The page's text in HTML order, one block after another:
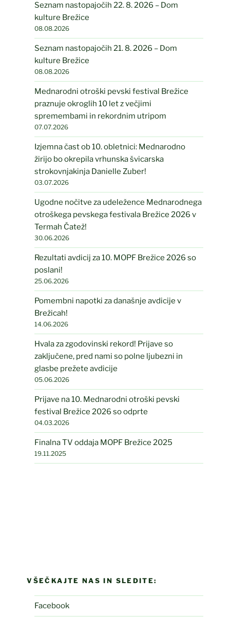
Seznam nastopajočih 22. 8. 2026 – Dom
kulture Brežice
08.08.2026
Seznam nastopajočih 21. 8. 2026 – Dom
kulture Brežice
08.08.2026
Mednarodni otroški pevski festival Brežice
praznuje okroglih 10 let z večjimi
spremembami in rekordnim utripom
07.07.2026
Izjemna čast ob 10. obletnici: Mednarodno
žirijo bo okrepila vrhunska švicarska
strokovnjakinja Danielle Zuber!
03.07.2026
Ugodne nočitve za udeležence Mednarodnega
otroškega pevskega festivala Brežice 2026 v
Termah Čatež!
30.06.2026
Rezultati avdicij za 10. MOPF Brežice 2026 so
poslani!
25.06.2026
Pomembni napotki za današnje avdicije v
Brežicah!
14.06.2026
Hvala za zgodovinski rekord! Prijave so
zaključene, pred nami so polne ljubezni in
glasbe prežete avdicije
05.06.2026
Prijave na 10. Mednarodni otroški pevski
festival Brežice 2026 so odprte
04.03.2026
Finalna TV oddaja MOPF Brežice 2025
19.11.2025
VŠEČKAJTE NAS IN SLEDITE:
Facebook